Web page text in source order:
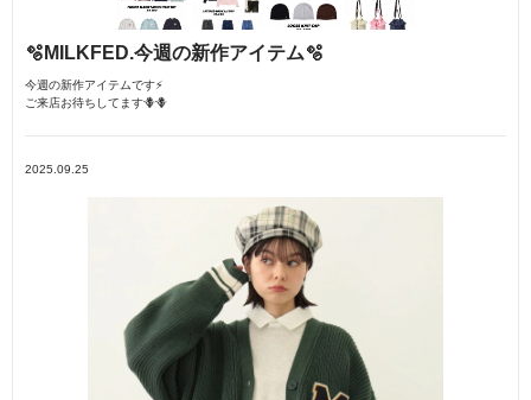
🫧MILKFED.今週の新作アイテム🫧
今週の新作アイテムです⚡️
ご来店お待ちしてます🪻🪻
2025.09.25